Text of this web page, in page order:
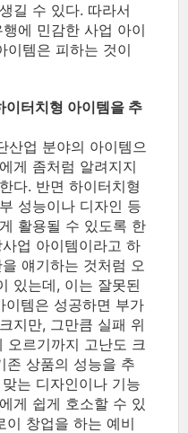
길 수 있다. 따라서
에 민감한 사업 아이
이템은 피하는 것이
터치형 아이템을 추
산업 분야의 아이템으
게 좀처럼 알려지지
다. 반면 하이터치형
성능이나 디자인 등
활용될 수 있도록 한
업 아이템이라고 하
얘기하는 것처럼 오
있는데, 이는 잘못된
이템은 성공하면 부가
지만, 그만큼 실패 위
오르기까지 고난도 크
존 상품의 성능을 추
는 디자인이나 기능
게 쉽게 호소할 수 있
이 창업을 하는 예비